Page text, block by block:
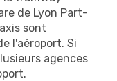
de Lyon Part-
sont
l'aéroport. Si
agences